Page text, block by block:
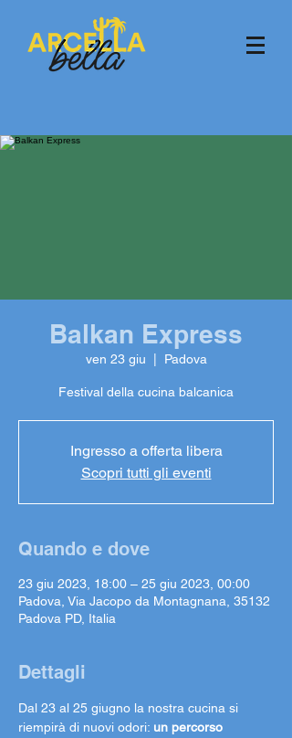
Balkan Express
ven 23 giu Padova
Festival della cucina balcanica
Ingresso a offerta libera
Scopri tutti gli eventi
Quando e dove
23 giu 2023, 18:00 – 25 giu 2023, 00:00
Padova, Via Jacopo da Montagnana, 35132
Padova PD, Italia
Dettagli
Dal 23 al 25 giugno la nostra cucina si
riempirà di nuovi odori: un percorso